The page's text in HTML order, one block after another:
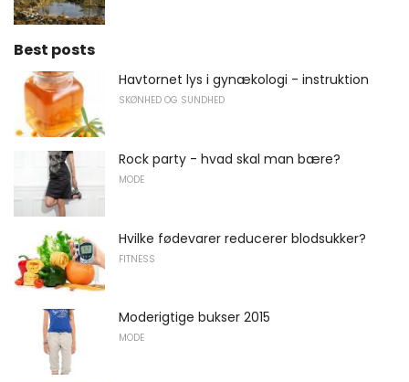
Best posts
Havtornet lys i gynækologi - instruktion
SKØNHED OG SUNDHED
Rock party - hvad skal man bære?
MODE
Hvilke fødevarer reducerer blodsukker?
FITNESS
Moderigtige bukser 2015
MODE